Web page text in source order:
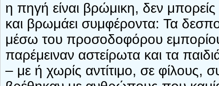
η πηγή είναι βρώμικη, δεν
και βρωμάει συμφέροντα: Τα
μέσω του προσοδοφόρου
παρέμειναν αστείρωτα και τα
– με ή χωρίς αντίτιμο, σε φίλους,